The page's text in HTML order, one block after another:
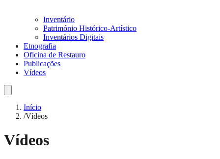
Inventário
Património Histórico-Artístico
Inventários Digitais
Etnografia
Oficina de Restauro
Publicações
Vídeos
Início
/Vídeos
Vídeos